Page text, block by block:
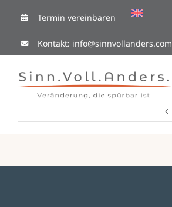
content
Kontakt: info@sinnvollanders.com
Termin vereinbaren